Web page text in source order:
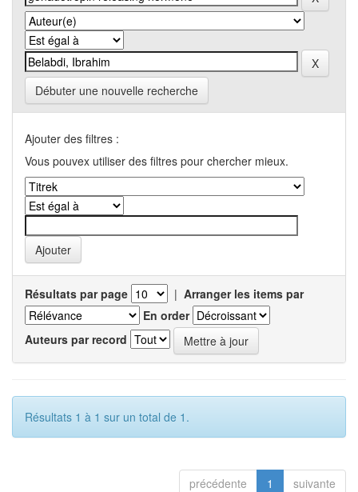
Débuter une nouvelle recherche
Ajouter des filtres :
Vous pouvex utiliser des filtres pour chercher mieux.
Résultats par page | Arranger les items par
En order
Auteurs par record
Résultats 1 à 1 sur un total de 1.
précédente 1 suivante